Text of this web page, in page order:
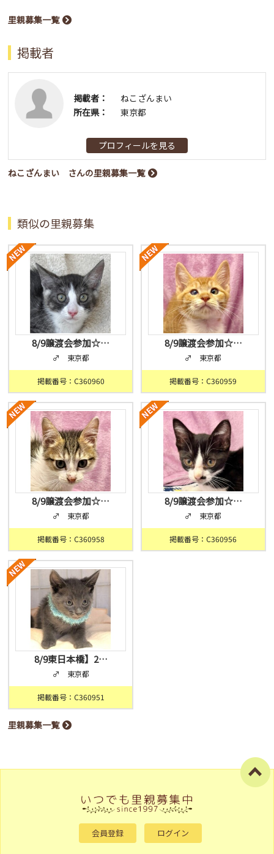
里親募集一覧
掲載者
掲載者：
ねこざんまい
所在県：
東京都
プロフィールを見る
ねこざんまい さんの里親募集一覧
類似の里親募集
8/9譲渡会参加☆…
♂ 東京都
掲載番号：C360960
8/9譲渡会参加☆…
♂ 東京都
掲載番号：C360959
8/9譲渡会参加☆…
♂ 東京都
掲載番号：C360958
8/9譲渡会参加☆…
♂ 東京都
掲載番号：C360956
8/9東日本橋】2…
♂ 東京都
掲載番号：C360951
里親募集一覧
会員登録 ログイン